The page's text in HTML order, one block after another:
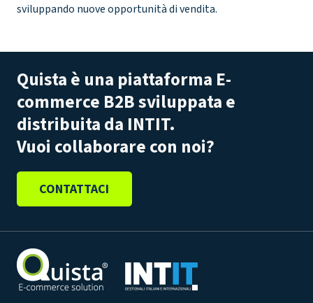
sviluppando nuove opportunità di vendita.
Quista è una piattaforma E-
commerce B2B sviluppata e
distribuita da INTIT.
Vuoi collaborare con noi?
CONTATTACI